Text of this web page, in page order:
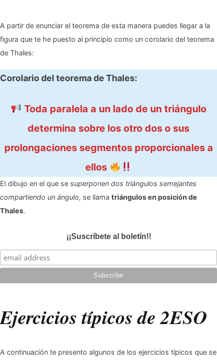
A partir de enunciar el teorema de esta manera puedes llegar a la
figura que te he puesto al principio como un corolario del teorema
de Thales:
Corolario del teorema de Thales:
Toda paralela a un lado de un triángulo
determina sobre los otro dos o sus
prolongaciones segmentos proporcionales a
ellos
El dibujo en el que se superponen dos triángulos semejantes
compartiendo un ángulo, se llama triángulos en posición de
Thales.
¡¡Suscríbete al boletín!!
Ejercicios típicos de 2ESO
A continuación te presento algunos de los ejercicios típicos que se